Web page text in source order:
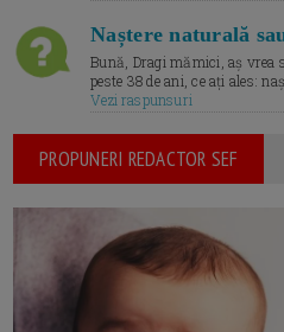
Naștere naturală
Bună, Dragi mămici, aș vrea
peste 38 de ani, ce ați ales:
Vezi raspunsuri
PROPUNERI REDACTOR SEF